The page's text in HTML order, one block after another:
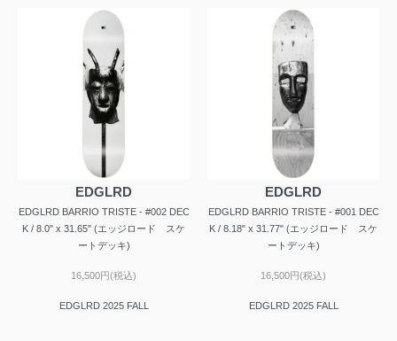
EDGLRD
EDGLRD BARRIO TRISTE - #002 DEC
K / 8.0" x 31.65" (エッジロード スケ
ートデッキ)
16,500円(税込)
EDGLRD 2025 FALL
EDGLRD
EDGLRD BARRIO TRISTE - #001 DEC
K / 8.18" x 31.77" (エッジロード スケ
ートデッキ)
16,500円(税込)
EDGLRD 2025 FALL